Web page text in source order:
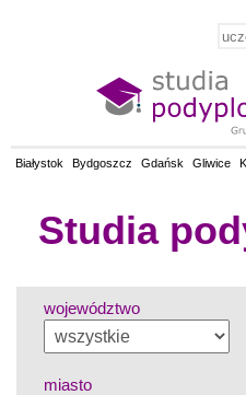
Białystok Bydgoszcz Gdańsk Gliwice
Studia
województwo
miasto